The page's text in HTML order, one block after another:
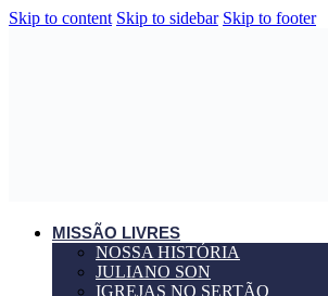
Skip to content Skip to sidebar Skip to footer
MISSÃO LIVRES
NOSSA HISTÓRIA
JULIANO SON
IGREJAS NO SERTÃO